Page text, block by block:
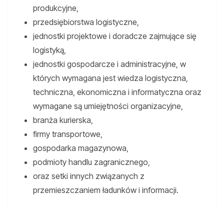
produkcyjne,
przedsiębiorstwa logistyczne,
jednostki projektowe i doradcze zajmujące się
logistyką,
jednostki gospodarcze i administracyjne, w
których wymagana jest wiedza logistyczna,
techniczna, ekonomiczna i informatyczna oraz
wymagane są umiejętności organizacyjne,
branża kurierska,
firmy transportowe,
gospodarka magazynowa,
podmioty handlu zagranicznego,
oraz setki innych związanych z
przemieszczaniem ładunków i informacji.